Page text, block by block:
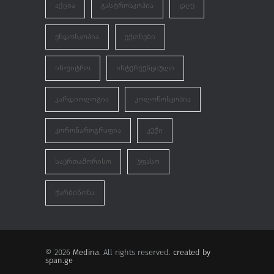
ᲝᲥᲢᲝᲛᲑᲔᲠᲘ 29, 2024
ᲐᲥᲪᲘᲐ ᲒᲐᲡᲢᲠᲝᲡᲙᲝᲞᲘᲐ ᲓᲦᲔ
ᲔᲜᲓᲝᲡᲙᲝᲞᲘᲐ ᲔᲥᲗᲜᲔᲑᲘ
ᲘᲜ-ᲕᲘᲢᲠᲝ ᲘᲜᲢᲔᲠᲕᲔᲜᲪᲘᲣᲚᲘ
ᲙᲐᲠᲓᲘᲝᲚᲝᲒᲘᲐ ᲙᲝᲚᲝᲜᲝᲡᲙᲝᲞᲘᲐ
ᲙᲝᲠᲝᲜᲐᲠᲝᲒᲠᲐᲤᲘᲐ ᲙᲣᲭᲘ
ᲡᲐᲔᲠᲗᲐᲨᲝᲠᲘᲡᲝ ᲣᲤᲐᲡᲝ
ᲭᲐᲠᲑᲘᲬᲝᲜᲐ
© 2026 Medina . All rights reserved. created by
span.ge